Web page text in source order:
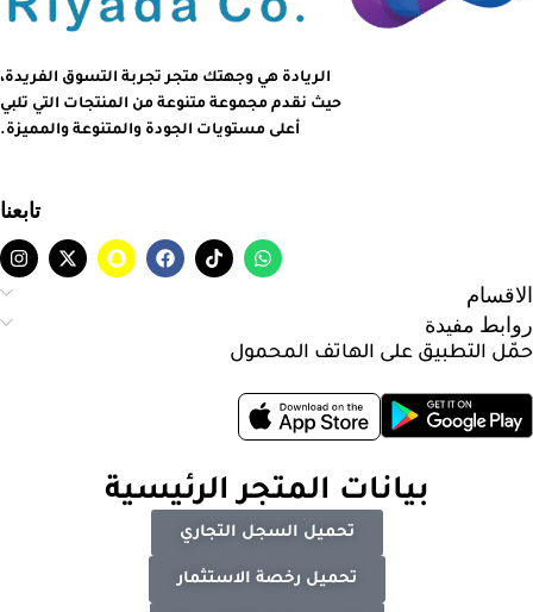
الريادة هي وجهتك متجر تجربة التسوق الفريدة،
حيث نقدم مجموعة متنوعة من المنتجات التي تلبي
أعلى مستويات الجودة والمتنوعة والمميزة.
تابعنا
الاقسام
روابط مفيدة
حمّل التطبيق على الهاتف المحمول
بيانات المتجر الرئيسية
تحميل السجل التجاري
تحميل رخصة الاستثمار